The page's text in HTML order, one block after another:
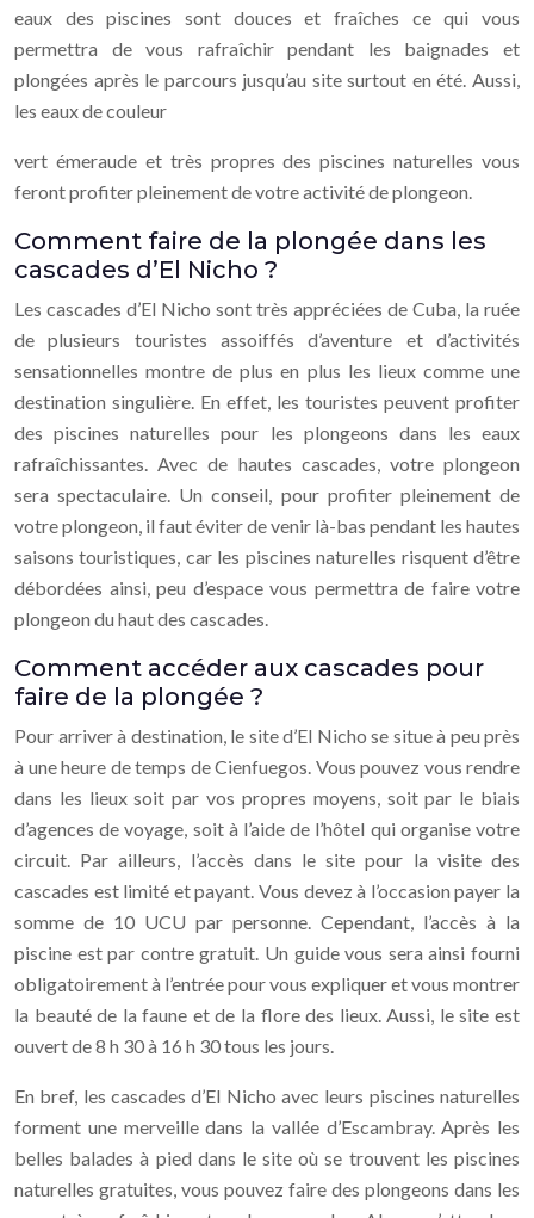
eaux des piscines sont douces et fraîches ce qui vous
permettra de vous rafraîchir pendant les baignades et
plongées après le parcours jusqu’au site surtout en été. Aussi,
les eaux de couleur
vert émeraude et très propres des piscines naturelles vous
feront profiter pleinement de votre activité de plongeon.
Comment faire de la plongée dans les
cascades d’El Nicho ?
Les cascades d’El Nicho sont très appréciées de Cuba, la ruée
de plusieurs touristes assoiffés d’aventure et d’activités
sensationnelles montre de plus en plus les lieux comme une
destination singulière. En effet, les touristes peuvent profiter
des piscines naturelles pour les plongeons dans les eaux
rafraîchissantes. Avec de hautes cascades, votre plongeon
sera spectaculaire. Un conseil, pour profiter pleinement de
votre plongeon, il faut éviter de venir là-bas pendant les hautes
saisons touristiques, car les piscines naturelles risquent d’être
débordées ainsi, peu d’espace vous permettra de faire votre
plongeon du haut des cascades.
Comment accéder aux cascades pour
faire de la plongée ?
Pour arriver à destination, le site d’El Nicho se situe à peu près
à une heure de temps de Cienfuegos. Vous pouvez vous rendre
dans les lieux soit par vos propres moyens, soit par le biais
d’agences de voyage, soit à l’aide de l’hôtel qui organise votre
circuit. Par ailleurs, l’accès dans le site pour la visite des
cascades est limité et payant. Vous devez à l’occasion payer la
somme de 10 UCU par personne. Cependant, l’accès à la
piscine est par contre gratuit. Un guide vous sera ainsi fourni
obligatoirement à l’entrée pour vous expliquer et vous montrer
la beauté de la faune et de la flore des lieux. Aussi, le site est
ouvert de 8 h 30 à 16 h 30 tous les jours.
En bref, les cascades d’El Nicho avec leurs piscines naturelles
forment une merveille dans la vallée d’Escambray. Après les
belles balades à pied dans le site où se trouvent les piscines
naturelles gratuites, vous pouvez faire des plongeons dans les